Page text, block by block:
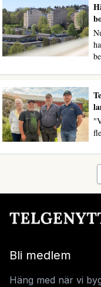
Bli medlem
Häng med när vi